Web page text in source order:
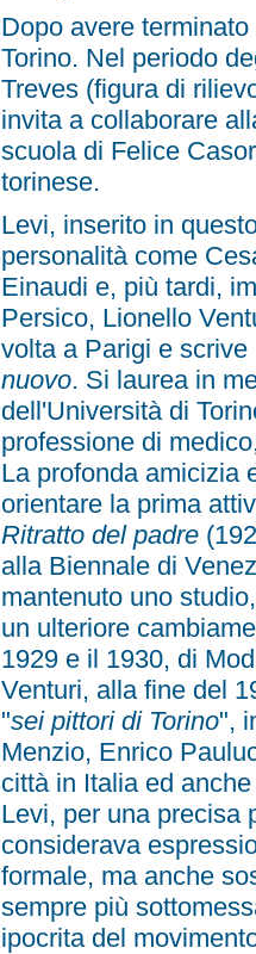
Dopo avere
Torino. Nel periodo
Treves (figura di
invita a collaborare
scuola di Felice
torinese.
Levi, inserito in
personalità come
Einaudi e, più tardi,
Persico, Lionello
volta a Parigi e
nuovo. Si laurea in
dell'Università di
professione di
La profonda amicizia
orientare la prima
Ritratto del padre (
alla Biennale di
mantenuto uno
un ulteriore
1929 e il 1930, di
Venturi, alla fine del
"sei pittori di Torino",
Menzio, Enrico
città in Italiaed
Levi, per una precisa
considerava
formale, ma anche
sempre più
ipocrita del